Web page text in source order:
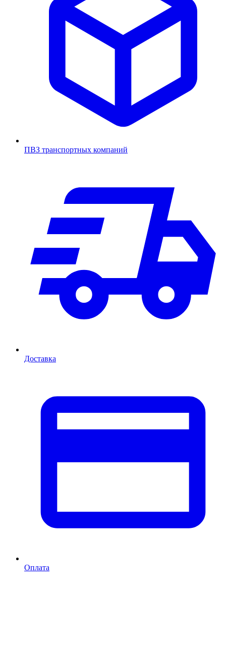
ПВЗ транспортных компаний
Доставка
Оплата